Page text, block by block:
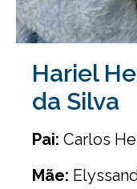
Hariel
da Silva
Pai: Carlos
Mãe: